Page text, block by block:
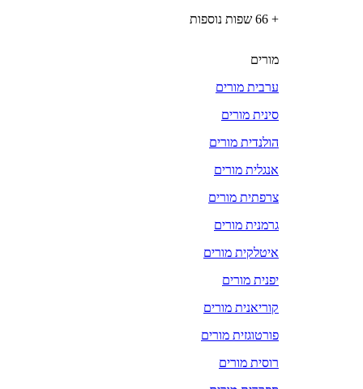
+ 66 שפות נוספות
מורים
ערבית מורים
סינית מורים
הולנדית מורים
אנגלית מורים
צרפתית מורים
גרמנית מורים
איטלקית מורים
יפנית מורים
קוריאנית מורים
פורטוגזית מורים
רוסית מורים